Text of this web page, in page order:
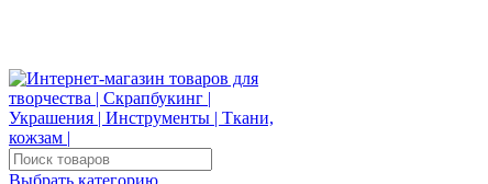
Выбрать категорию